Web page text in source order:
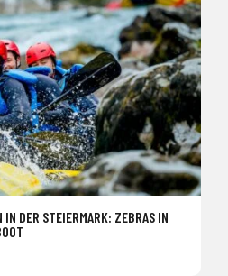
IN DER STEIERMARK: ZEBRAS IN